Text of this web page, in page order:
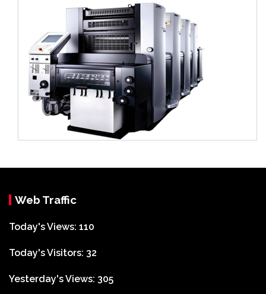
Web Traffic
Today's Views: 110
Today's Visitors: 32
Yesterday's Views: 305